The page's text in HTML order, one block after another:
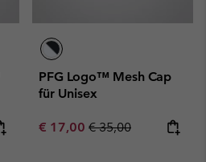
PFG Logo™ Mesh Cap
für Unisex
Sale price:
€ 17,00 Regular price:
€ 35,00